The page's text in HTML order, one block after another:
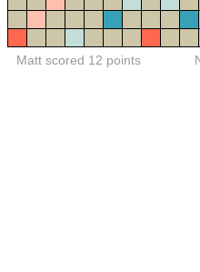
Matt scored 12 points